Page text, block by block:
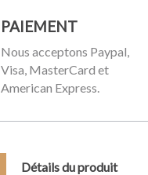
PAIEMENT
Nous acceptons Paypal,
Visa, MasterCard et
American Express.
Détails du produit